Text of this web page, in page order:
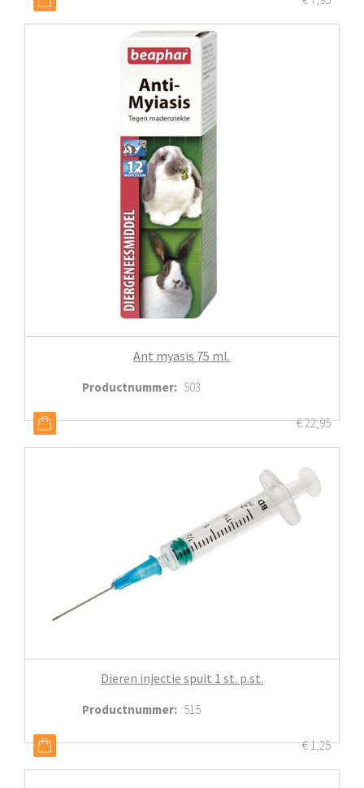
Ant myasis 75 ml.
Productnummer: 503
€22,95
Dieren injectie spuit 1 st. p.st.
Productnummer: 515
€1,25